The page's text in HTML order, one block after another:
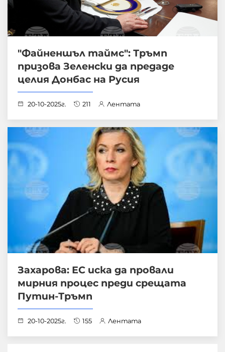
"Файненшъл таймс": Тръмп
призова Зеленски да предаде
целия Донбас на Русия
20-10-2025г. 211 Лентата
Захарова: ЕС иска да провали
мирния процес преди срещата
Путин-Тръмп
20-10-2025г. 155 Лентата